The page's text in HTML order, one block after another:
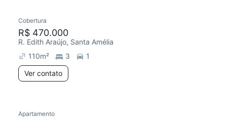
Cobertura
R$ 470.000
R. Edith Araújo, Santa Amélia
110m² 3
1
Ver contato
Apartamento